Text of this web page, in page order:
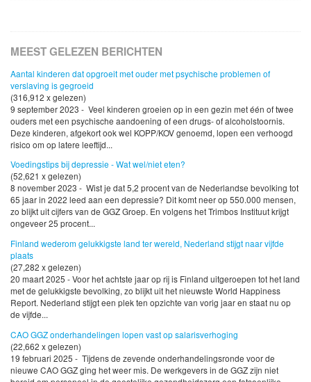
MEEST GELEZEN BERICHTEN
Aantal kinderen dat opgroeit met ouder met psychische problemen of
verslaving is gegroeid
(316,912 x gelezen)
9 september 2023 - Veel kinderen groeien op in een gezin met één of twee
ouders met een psychische aandoening of een drugs- of alcoholstoornis.
Deze kinderen, afgekort ook wel KOPP/KOV genoemd, lopen een verhoogd
risico om op latere leeftijd...
Voedingstips bij depressie - Wat wel/niet eten?
(52,621 x gelezen)
8 november 2023 - Wist je dat 5,2 procent van de Nederlandse bevolking tot
65 jaar in 2022 leed aan een depressie? Dit komt neer op 550.000 mensen,
zo blijkt uit cijfers van de GGZ Groep. En volgens het Trimbos Instituut krijgt
ongeveer 25 procent...
Finland wederom gelukkigste land ter wereld, Nederland stijgt naar vijfde
plaats
(27,282 x gelezen)
20 maart 2025 - Voor het achtste jaar op rij is Finland uitgeroepen tot het land
met de gelukkigste bevolking, zo blijkt uit het nieuwste World Happiness
Report. Nederland stijgt een plek ten opzichte van vorig jaar en staat nu op
de vijfde...
CAO GGZ onderhandelingen lopen vast op salarisverhoging
(22,662 x gelezen)
19 februari 2025 - Tijdens de zevende onderhandelingsronde voor de
nieuwe CAO GGZ ging het weer mis. De werkgevers in de GGZ zijn niet